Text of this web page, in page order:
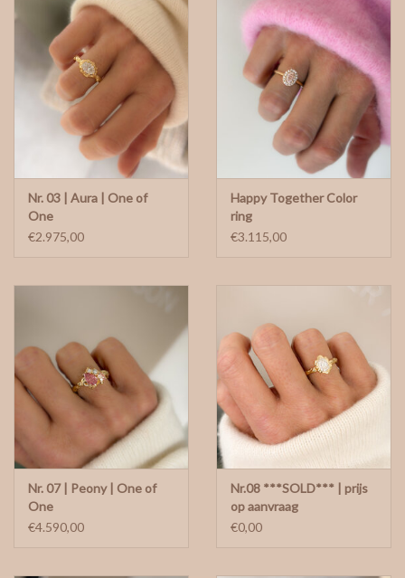
Nr. 03 | Aura | One of
One
€2.975,00
Happy Together Color
ring
€3.115,00
Nr. 07 | Peony | One of
One
€4.590,00
Nr.08 ***SOLD*** | prijs
op aanvraag
€0,00